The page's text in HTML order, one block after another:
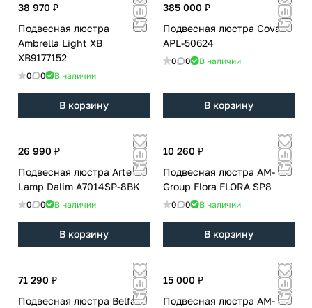
38 970 ₽
Подвесная люстра
Ambrella Light XB
XB9177152
0 0 В наличии
В корзину
385 000 ₽
Подвесная люстра Covali
APL-50624
0 0 В наличии
В корзину
26 990 ₽
Подвесная люстра Arte
Lamp Dalim A7014SP-8BK
0 0 В наличии
В корзину
10 260 ₽
Подвесная люстра AM-
Group Flora FLORA SP8
0 0 В наличии
В корзину
71 290 ₽
Подвесная люстра Belfast
15 000 ₽
Подвесная люстра AM-